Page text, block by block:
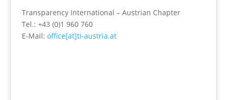
Transparency International – Austrian Chapter
Tel.: +43 (0)1 960 760
E-Mail: office[at]ti-austria.at